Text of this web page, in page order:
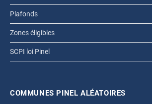
Plafonds
Zones éligibles
SCPI loi Pinel
COMMUNES PINEL ALÉATOIRES